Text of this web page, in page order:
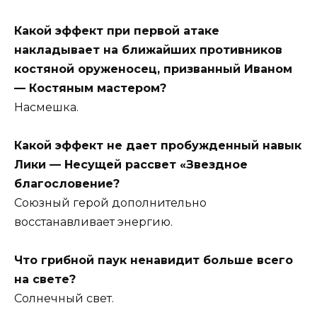
Какой эффект при первой атаке
накладывает на ближайших противников
костяной оруженосец, призванный Иваном
— Костяным мастером?
Насмешка.
Какой эффект не дает пробужденный навык
Лики — Несущей рассвет «Звездное
благословение?
Союзный герой дополнительно
восстанавливает энергию.
Что грибной паук ненавидит больше всего
на свете?
Солнечный свет.